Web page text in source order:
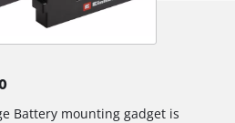
Battery mounting gadget is